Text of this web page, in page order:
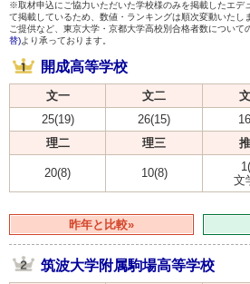
※取材申込にご協力いただいた学校様のみを掲載したエデ
て掲載しているため、数値・ランキングは順次変動いたし
ご提供など、東京大学・京都大学高校別合格者数について
替)より承っております。
開成高等学校
文一 文二
25(19)
26(15)
理二
理三
20(8) 10(8)
文
昨年と比較»
筑波大学附属駒場高等学校